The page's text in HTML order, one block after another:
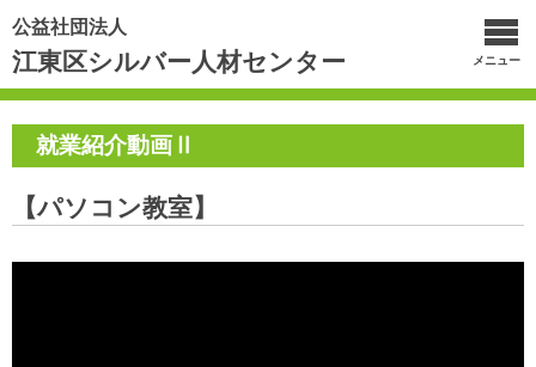
公益社団法人
江東区シルバー人材センター メニュー
就業紹介動画Ⅱ
【パソコン教室】